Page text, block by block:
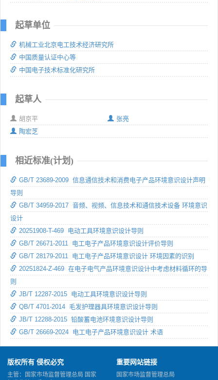
起草单位
机械工业北京电工技术经济研究所
中国质量认证中心等
中国电子技术标准化研究所
起草人
胡京平
张亮
陶宏芝
相近标准(计划)
GB/T 23689-2009 信息通信技术和消费电子产品环境意识设计声明
导则
GB/T 34959-2017 音频、视频、信息技术和通信技术设备 环境意识
设计
20251908-T-469 电动工具环境意识设计导则
GB/T 26671-2011 电工电子产品环境意识设计评价导则
GB/T 28179-2011 电工电子产品环境意识设计 环境因素的识别
20251824-Z-469 在电子电气产品环境意识设计中考虑材料循环的导
则
JB/T 12287-2015 电动工具环境意识设计导则
QB/T 4701-2014 毛发护理器具环境意识设计导则
JB/T 12288-2015 铅酸蓄电池环境意识设计导则
GB/T 26669-2024 电工电子产品环境意识设计 术语
版权所有 侵权必究
主管：国家市场监督管理总局 国家
重要网站链接
国家市场监督管理总局